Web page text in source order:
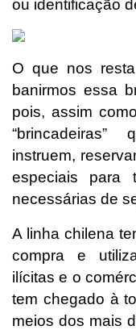
ou identificação
O que nos
banirmos essa
pois, assim
instruem,
especiais para
necessárias de
A linha chilena
compra e
ilícitas e o
tem chegado à
meios dos mais